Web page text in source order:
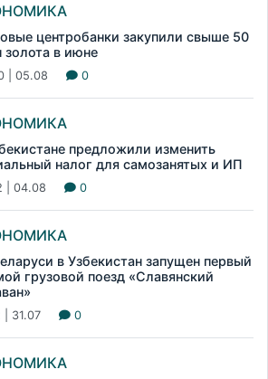
центробанки закупили свыше 50
золота в июне
| 05.08 0
предложили изменить
налог для самозанятых и ИП
| 04.08 0
в Узбекистан запущен первый
грузовой поезд «Славянский
| 31.07 0